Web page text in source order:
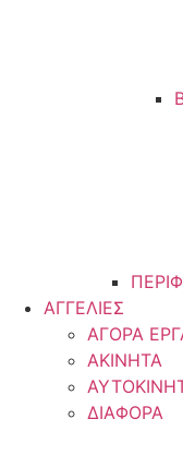
ΑΓΓΕΛΙΕΣ
ΑΓΟΡΑ
ΑΚΙΝΗΤΑ
ΔΙΑΦΟΡΑ